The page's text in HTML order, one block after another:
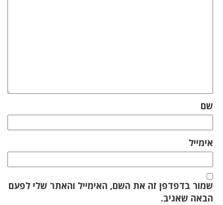
שם
אימייל
שמור בדפדפן זה את השם, האימייל והאתר שלי לפעם
הבאה שאגיב.